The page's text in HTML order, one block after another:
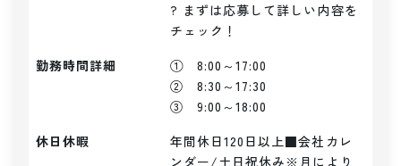
? まずは応募して詳しい内容を
チェック！
勤務時間詳細
①　8:00～17:00
②　8:30～17:30
③　9:00～18:00
休日休暇
年間休日120日以上■会社カレ
ンダー/土日祝休み※月により